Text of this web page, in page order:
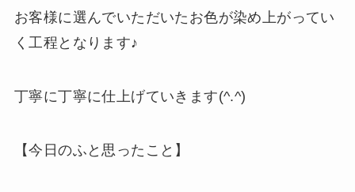
お客様に選んでいただいたお色が染め上がってい
く工程となります♪
丁寧に丁寧に仕上げていきます(^.^)
【今日のふと思ったこと】